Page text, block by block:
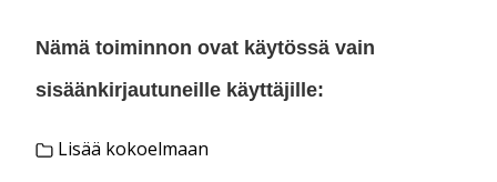
Nämä toiminnon ovat käytössä vain
sisäänkirjautuneille käyttäjille:
Lisää kokoelmaan